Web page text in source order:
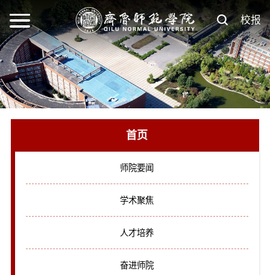
校报
首页
师院要闻
学术聚焦
人才培养
奋进师院